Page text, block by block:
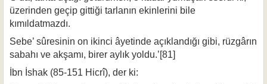
üzerinden geçip git­tiği tarlanın ekinlerini bile
kımıldatmazdı.
Sebe’ sûresinin on ikinci âyetinde açıklandığı gibi, rüzgârın
sabahı ve akşamı, birer aylık yoldu.’[81]
İbn İshak (85-151 Hicrî), der ki: